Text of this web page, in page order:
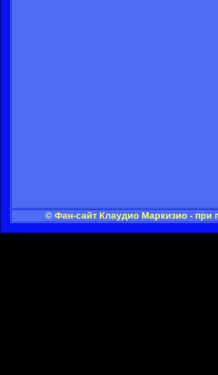
© Фан-сайт Клаудио Маркизио - при